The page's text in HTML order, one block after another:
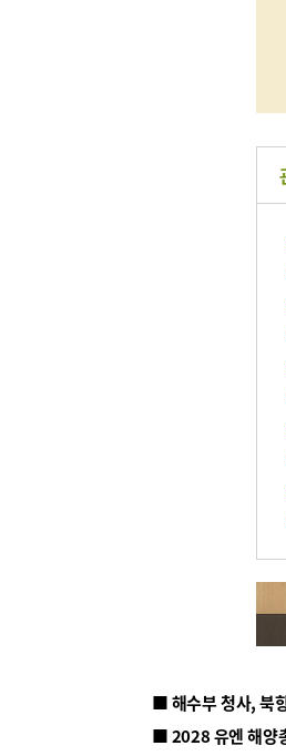
■ 해수부 청사, 북
■ 2028 유엔 해양